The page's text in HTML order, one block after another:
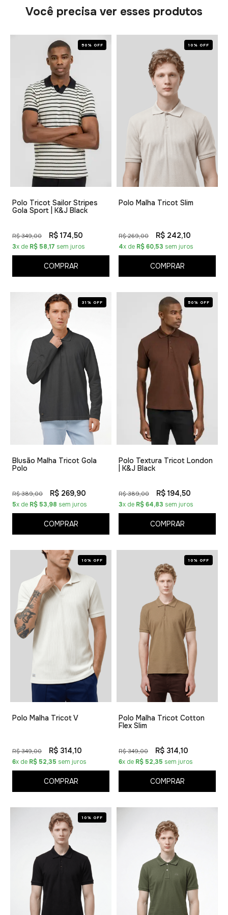
Você precisa ver esses produtos
50% OFF
Polo Tricot Sailor Stripes
Gola Sport | K&J Black
R$ 349,00 R$ 174,50
3x de R$ 58,17 sem juros
COMPRAR
10% OFF
Polo Malha Tricot Slim
R$ 269,00 R$ 242,10
4x de R$ 60,53 sem juros
COMPRAR
31% OFF
Blusão Malha Tricot Gola
Polo
R$ 389,00 R$ 269,90
5x de R$ 53,98 sem juros
COMPRAR
50% OFF
Polo Textura Tricot London
| K&J Black
R$ 389,00 R$ 194,50
3x de R$ 64,83 sem juros
COMPRAR
10% OFF
Polo Malha Tricot V
R$ 349,00 R$ 314,10
6x de R$ 52,35 sem juros
COMPRAR
10% OFF
Polo Malha Tricot Cotton
Flex Slim
R$ 349,00 R$ 314,10
6x de R$ 52,35 sem juros
COMPRAR
10% OFF